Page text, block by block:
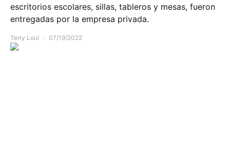
escritorios escolares, sillas, tableros y mesas, fueron
entregadas por la empresa privada.
Terry Loui 07/19/2022